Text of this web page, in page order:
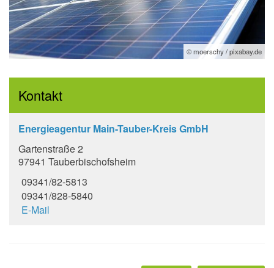
© moerschy / pixabay.de
Kontakt
Energieagentur Main-Tauber-Kreis GmbH
Gartenstraße 2
97941 Tauberbischofsheim
09341/82-5813
09341/828-5840
E-Mail